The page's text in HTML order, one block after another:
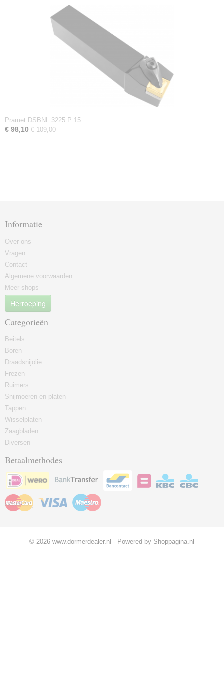
Pramet DSBNL 3225 P 15
€ 98,10 € 109,00
Informatie
Over ons
Vragen
Contact
Algemene voorwaarden
Meer shops
Herroeping
Categorieën
Beitels
Boren
Draadsnijolie
Frezen
Ruimers
Snijmoeren en platen
Tappen
Wisselplaten
Zaagbladen
Diversen
Betaalmethodes
© 2026 www.dormerdealer.nl - Powered by Shoppagina.nl